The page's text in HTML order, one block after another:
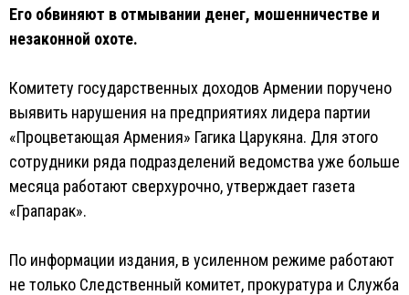
Его обвиняют в отмывании денег, мошенничестве и
незаконной охоте.
Комитету государственных доходов Армении поручено
выявить нарушения на предприятиях лидера партии
«Процветающая Армения» Гагика Царукяна. Для этого
сотрудники ряда подразделений ведомства уже больше
месяца работают сверхурочно, утверждает газета
«Грапарак».
По информации издания, в усиленном режиме работают
не только Следственный комитет, прокуратура и Служба